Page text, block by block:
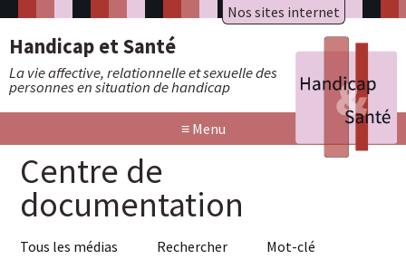
Handicap et Santé
La vie affective, relationnelle et sexuelle des
personnes en situation de handicap
Nos sites internet
A.R.A.P.H.
HAXY mental
HAXY moteur
Réseau HAXY
≡ Menu
Centre de
documentation
Tous les médias Rechercher
Mot-clé